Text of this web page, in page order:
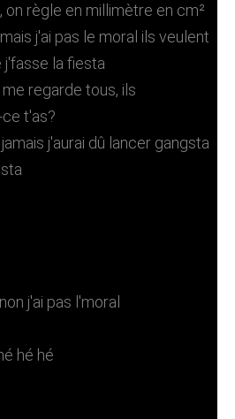
on règle en millimètre en cm²
j'ai pas le moral ils veulent
j'fasse la fiesta
regarde tous, ils
t'as?
j'aurai dû lancer gangsta
j'ai pas l'moral
hé hé